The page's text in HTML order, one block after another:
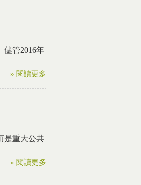
儘管2016年
» 閱讀更多
是重大公共
» 閱讀更多